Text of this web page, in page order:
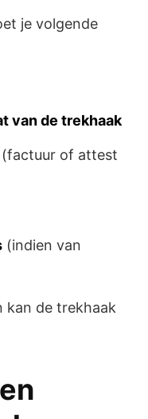
je volgende
van de trekhaak
(factuur of attest
(indien van
kan de trekhaak